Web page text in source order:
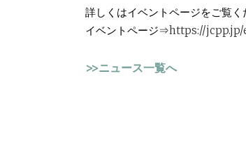
詳しくはイベントページをご覧く
イベントページ⇒https://
>>ニュース一覧へ